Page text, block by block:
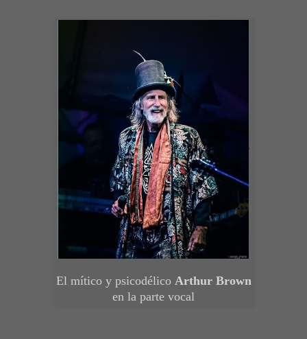
El mítico y psicodélico Arthur Brown
en la parte vocal